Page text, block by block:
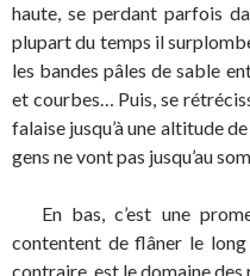
haute, se perdant parfois
plupart du temps il
les bandes pâles de sable
et courbes… Puis, se
falaise jusqu’à une altitude
gens ne vont pas jusqu’au
En bas, c’est une
contentent de flâner le
contraire, est le domaine des